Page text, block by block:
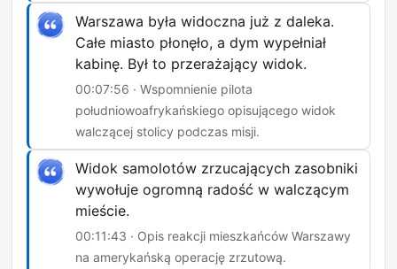
Warszawa była widoczna już z daleka.
Całe miasto płonęło, a dym wypełniał
kabinę. Był to przerażający widok.
00:07:56 · Wspomnienie pilota
południowoafrykańskiego opisującego widok
walczącej stolicy podczas misji.
Widok samolotów zrzucających zasobniki
wywołuje ogromną radość w walczącym
mieście.
00:11:43 · Opis reakcji mieszkańców Warszawy
na amerykańską operację zrzutową.